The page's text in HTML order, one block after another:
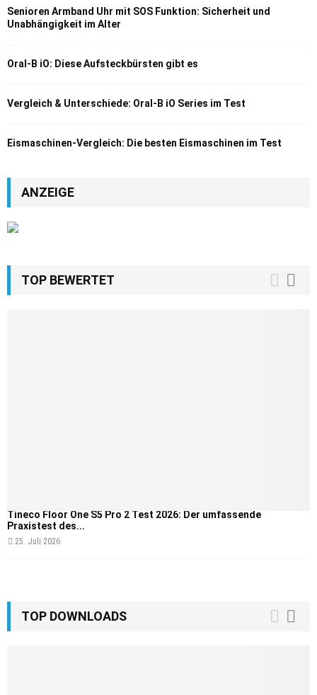
Senioren Armband Uhr mit SOS Funktion: Sicherheit und
Unabhängigkeit im Alter
Oral-B iO: Diese Aufsteckbürsten gibt es
Vergleich & Unterschiede: Oral-B iO Series im Test
Eismaschinen-Vergleich: Die besten Eismaschinen im Test
ANZEIGE
TOP BEWERTET
Tineco Floor One S5 Pro 2 Test 2026: Der umfassende
Praxistest des...
25. Juli 2026
TOP DOWNLOADS